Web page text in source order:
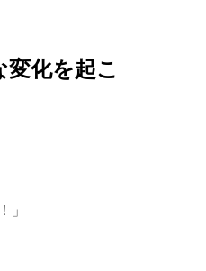
化を起こ
」